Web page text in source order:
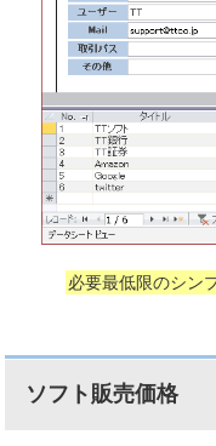
必要最低限のシン
ソフト販売価格